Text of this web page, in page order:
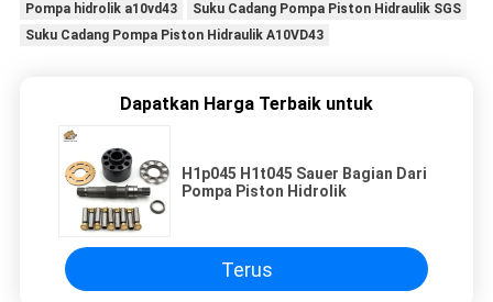
Pompa hidrolik a10vd43
Suku Cadang Pompa Piston Hidraulik SGS
Suku Cadang Pompa Piston Hidraulik A10VD43
Dapatkan Harga Terbaik untuk
H1p045 H1t045 Sauer Bagian Dari
Pompa Piston Hidrolik
Terus